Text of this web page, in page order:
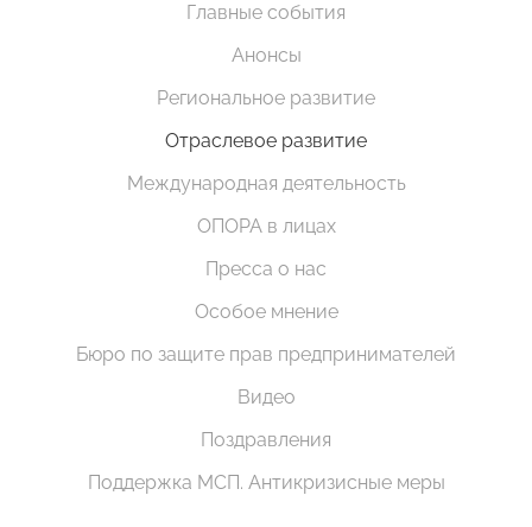
Главные события
Анонсы
Региональное развитие
Отраслевое развитие
Международная деятельность
ОПОРА в лицах
Пресса о нас
Особое мнение
Бюро по защите прав предпринимателей
Видео
Поздравления
Поддержка МСП. Антикризисные меры